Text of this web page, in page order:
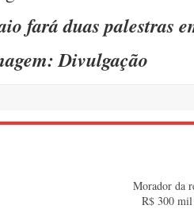
fará duas palestras
Divulgação
Morador da
R$ 300